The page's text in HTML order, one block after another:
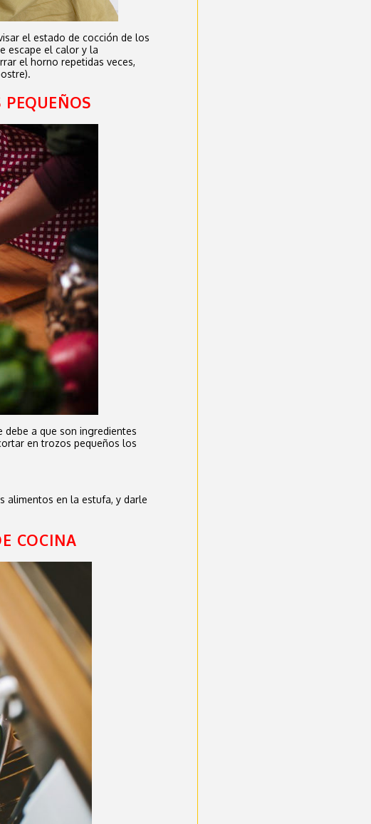
el estado de cocción de los
escape el calor y la
el horno repetidas veces,
debe a que son ingredientes
en trozos pequeños los
alimentos en la estufa, y darle
COCINA